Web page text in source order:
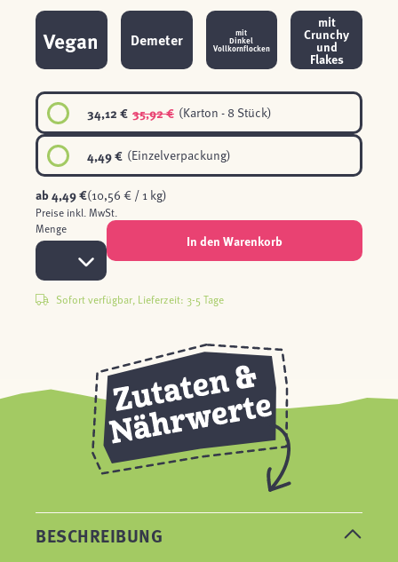
Vegan Demeter mit
Dinkel
Vollkornflocken
mit
Crunchy
und
Flakes
34,12 € 35,92 € (Karton - 8 Stück)
4,49 € (Einzelverpackung)
ab4,49 €(10,56 € / 1 kg)
Preise inkl. MwSt.
Menge
In den Warenkorb
Sofort verfügbar, Lieferzeit: 3-5 Tage
BESCHREIBUNG